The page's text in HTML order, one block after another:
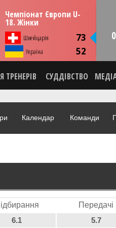
Чемпіонат Європи U-
18. Жінки
Швейцарія 73
Україна 52
СЕРЕДУ 05 серпня 13:30
Тулча, Румунія
НОВИНА
ВІДЕО
ТРЕНЕРІВ СУДДІВСТВО
Календар Команди
Передачі
6.1 5.7